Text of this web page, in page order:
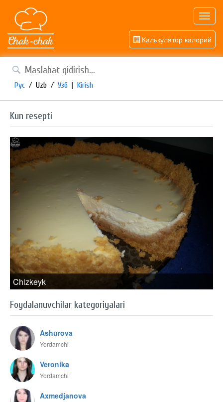
Калькулятор калорий
Рус / Uzb / Узб | Kirish
Kun resepti
Chizkeyk
Foydalanuvchilar kategoriyalari
Ashurova
Yordamchi
Veronika
Yordamchi
Axmedjanova